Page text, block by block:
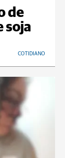
de
soja
COTIDIANO